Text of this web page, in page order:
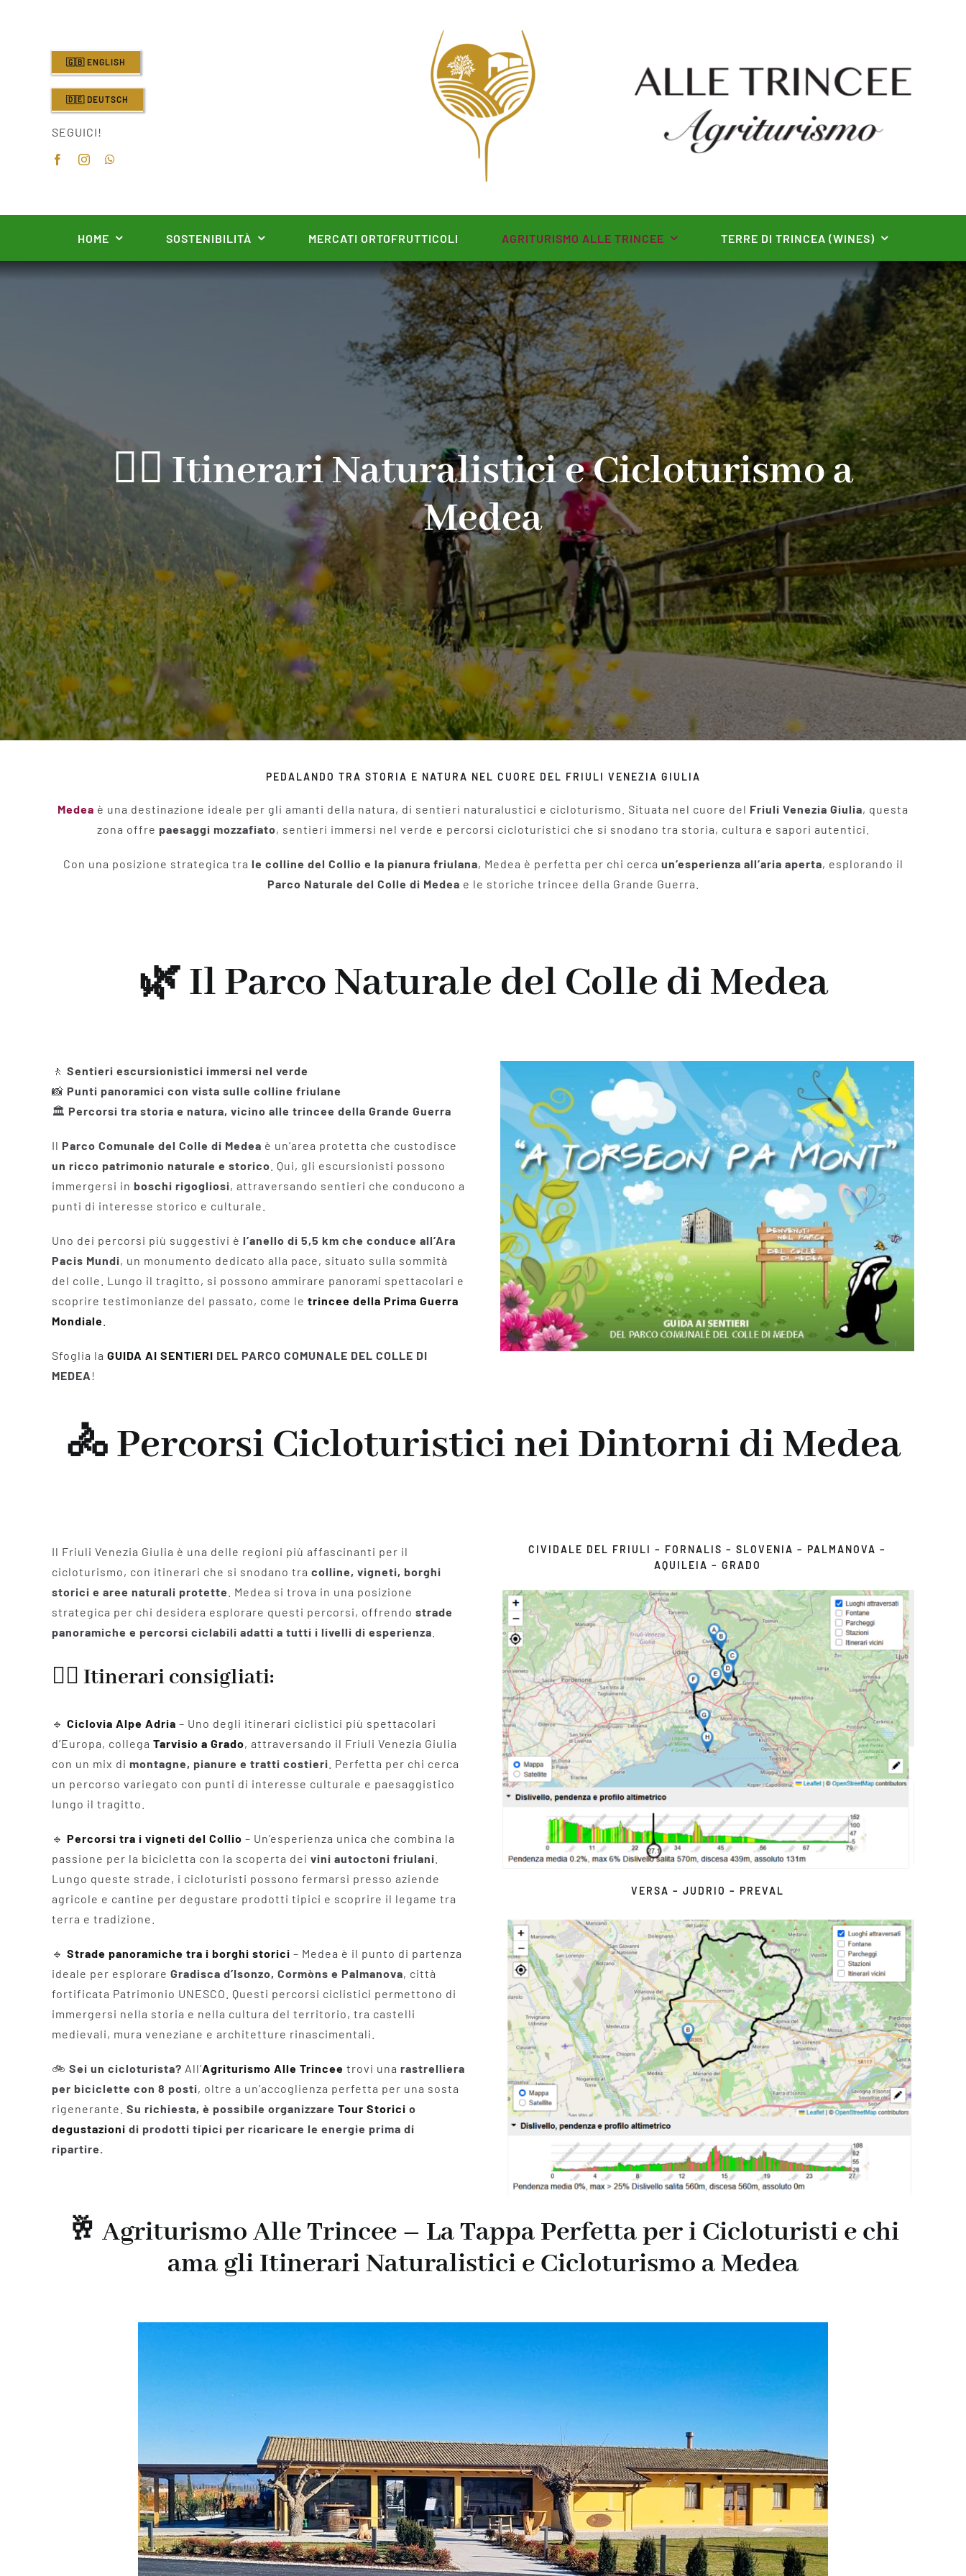
contenuto
🇬🇧 ENGLISH
🇩🇪 DEUTSCH
SEGUICI!
HOME SOSTENIBILITÀ MERCATI ORTOFRUTTICOLI AGRITURISMO ALLE TRINCEE TERRE DI TRINCEA (WINES)
🚴‍♂️ Itinerari Naturalistici e Cicloturismo a
Medea
PEDALANDO TRA STORIA E NATURA NEL CUORE DEL FRIULI VENEZIA GIULIA
Medea è una destinazione ideale per gli amanti della natura, di sentieri naturalustici e cicloturismo. Situata nel cuore del Friuli Venezia Giulia, questa
zona offre paesaggi mozzafiato, sentieri immersi nel verde e percorsi cicloturistici che si snodano tra storia, cultura e sapori autentici.
Con una posizione strategica tra le colline del Collio e la pianura friulana, Medea è perfetta per chi cerca un’esperienza all’aria aperta, esplorando il
Parco Naturale del Colle di Medea e le storiche trincee della Grande Guerra.
🌿 Il Parco Naturale del Colle di Medea
🚶 Sentieri escursionistici immersi nel verde
📸 Punti panoramici con vista sulle colline friulane
🏛 Percorsi tra storia e natura, vicino alle trincee della Grande Guerra
Il Parco Comunale del Colle di Medea è un’area protetta che custodisce
un ricco patrimonio naturale e storico . Qui, gli escursionisti possono
immergersi in boschi rigogliosi, attraversando sentieri che conducono a
punti di interesse storico e culturale.
Uno dei percorsi più suggestivi è l’anello di 5,5 km che conduce all’Ara
Pacis Mundi, un monumento dedicato alla pace, situato sulla sommità
del colle. Lungo il tragitto, si possono ammirare panorami spettacolari e
scoprire testimonianze del passato, come le trincee della Prima Guerra
Mondiale
Sfoglia la GUIDA AI SENTIERI DEL PARCO COMUNALE DEL COLLE DI
MEDEA !
🚴 Percorsi Cicloturistici nei Dintorni di Medea
Il Friuli Venezia Giulia è una delle regioni più affascinanti per il
cicloturismo, con itinerari che si snodano tra colline, vigneti, borghi
storici e aree naturali protette
. Medea si trova in una posizione
strategica per chi desidera esplorare questi percorsi, offrendo strade
panoramiche e percorsi ciclabili adatti a tutti i livelli di esperienza
🚵‍♂️ Itinerari consigliati:
🔹 Ciclovia Alpe Adria – Uno degli itinerari ciclistici più spettacolari
d’Europa, collega Tarvisio a Grado, attraversando il Friuli Venezia Giulia
con un mix di montagne, pianure e tratti costieri . Perfetta per chi cerca
un percorso variegato con punti di interesse culturale e paesaggistico
lungo il tragitto.
🔹 Percorsi tra i vigneti del Collio – Un’esperienza unica che combina la
passione per la bicicletta con la scoperta dei vini autoctoni friulani
Lungo queste strade, i cicloturisti possono fermarsi presso aziende
agricole e cantine per degustare prodotti tipici e scoprire il legame tra
terra e tradizione.
🔹 Strade panoramiche tra i borghi storici – Medea è il punto di partenza
ideale per esplorare Gradisca d’Isonzo, Cormòns e Palmanova, città
fortificata Patrimonio UNESCO. Questi percorsi ciclistici permettono di
immergersi nella storia e nella cultura del territorio, tra castelli
medievali, mura veneziane e architetture rinascimentali.
🚲 Sei un cicloturista? All’Agriturismo Alle Trincee trovi una rastrelliera
per biciclette con 8 posti, oltre a un’accoglienza perfetta per una sosta
rigenerante. Su richiesta, è possibile organizzare Tour Storici o
degustazioni di prodotti tipici per ricaricare le energie prima di
ripartire.
CIVIDALE DEL FRIULI – FORNALIS – SLOVENIA – PALMANOVA –
AQUILEIA – GRADO
VERSA – JUDRIO – PREVAL
🥂 Agriturismo Alle Trincee– La Tappa Perfetta per i Cicloturisti e chi
ama gliItinerari Naturalistici e Cicloturismo a Medea